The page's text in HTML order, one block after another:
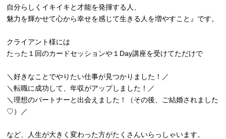
自分らしくイキイキと才能を発揮する人、
魅力を輝かせて心から幸せを感じて生きる人を増やすこと』です。
クライアント様には
たった１回のカードセッションや１Day講座を受けてただけで
＼好きなことでやりたい仕事が見つかりました！／
＼転職に成功して、年収がアップしました！／
＼理想のパートナーと出会えました！（その後、ご結婚されました
♡）／
など、人生が大きく変わった方がたくさんいらっしゃいます。